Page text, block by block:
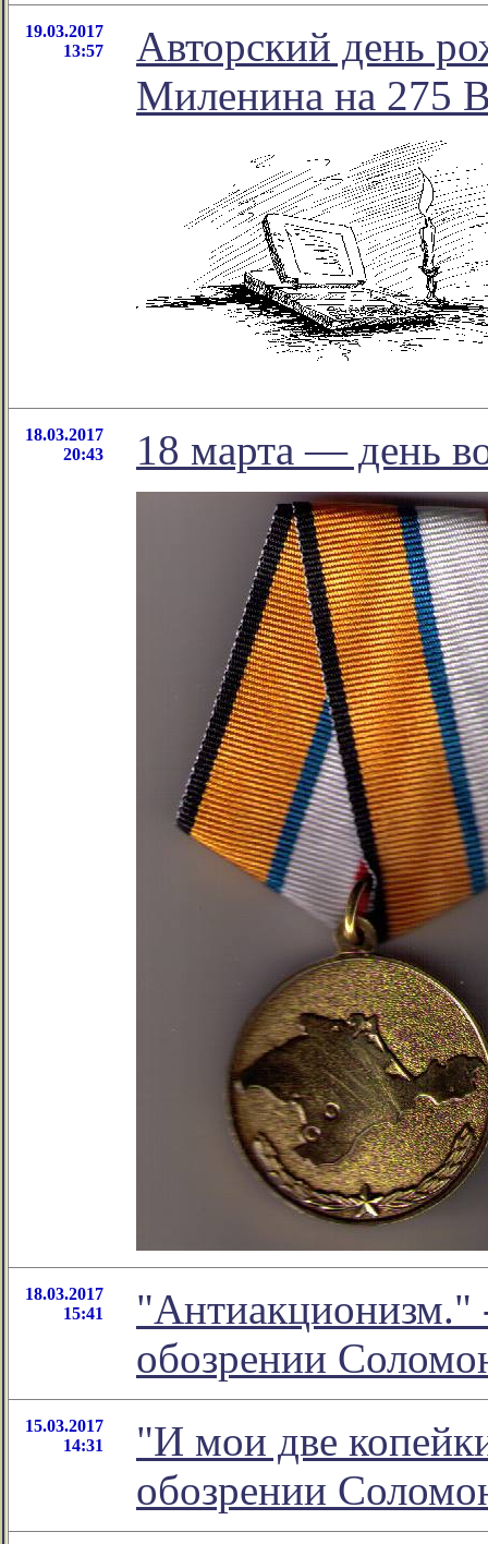
19.03.2017
13:57
Авторский день
Миленина на 275
18.03.2017
20:43
18 марта — день
18.03.2017
15:41
"Антиакционизм."
обозрении
15.03.2017
14:31
"И мои две
обозрении